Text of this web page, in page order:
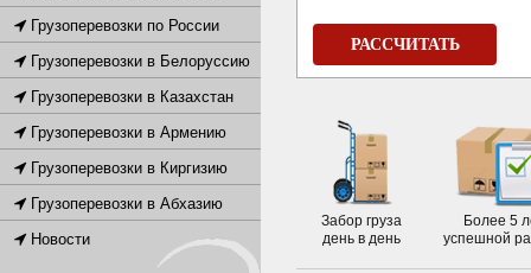
РАССЧИТАТЬ
Забор груза
день в день
Более 5
успешной
Грузоперевозки по России
Грузоперевозки в Белоруссию
Грузоперевозки в Казахстан
Грузоперевозки в Армению
Грузоперевозки в Киргизию
Грузоперевозки в Абхазию
Новости